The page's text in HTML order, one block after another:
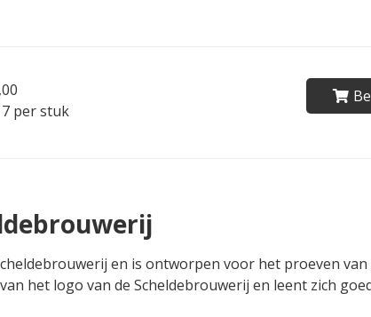
per stuk
en is ontworpen voor het proeven van
het logo van de Scheldebrouwerij en leent zich